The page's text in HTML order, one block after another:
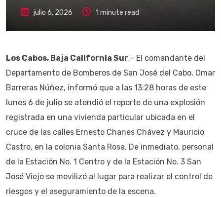
julio 6, 2026 1 minute read
Los Cabos, Baja California Sur.– El comandante del
Departamento de Bomberos de San José del Cabo, Omar
Barreras Núñez, informó que a las 13:28 horas de este
lunes 6 de julio se atendió el reporte de una explosión
registrada en una vivienda particular ubicada en el
cruce de las calles Ernesto Chanes Chávez y Mauricio
Castro, en la colonia Santa Rosa. De inmediato, personal
de la Estación No. 1 Centro y de la Estación No. 3 San
José Viejo se movilizó al lugar para realizar el control de
riesgos y el aseguramiento de la escena.